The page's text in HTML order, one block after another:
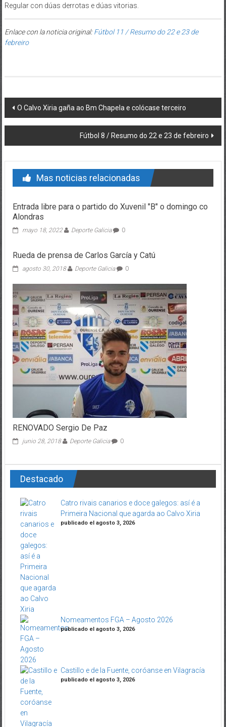
Regular con dúas derrotas e dúas vitorias.
Enlace con la noticia original:Fútbol 11 / Resumo do 22 e 23 de
febreiro
Post navigation
O Calvo Xiria gaña ao Bm Chapela e colócase terceiro
Fútbol 8 / Resumo do 22 e 23 de febreiro
Mas noticias relacionadas
Entrada libre para o partido do Xuvenil "B" o domingo co
Alondras
mayo 18, 2022 Deporte Galicia 0
Rueda de prensa de Carlos García y Catú
agosto 30, 2018 Deporte Galicia 0
RENOVADO Sergio De Paz
junio 28, 2018 Deporte Galicia 0
Destacado
Catro rivais canarios e doce galegos: así é a
Primeira Nacional que agarda ao Calvo Xiria
publicado el agosto 3, 2026
Nomeamentos FGA – Agosto 2026
publicado el agosto 3, 2026
Castillo e de la Fuente, coróanse en Vilagracía
publicado el agosto 3, 2026